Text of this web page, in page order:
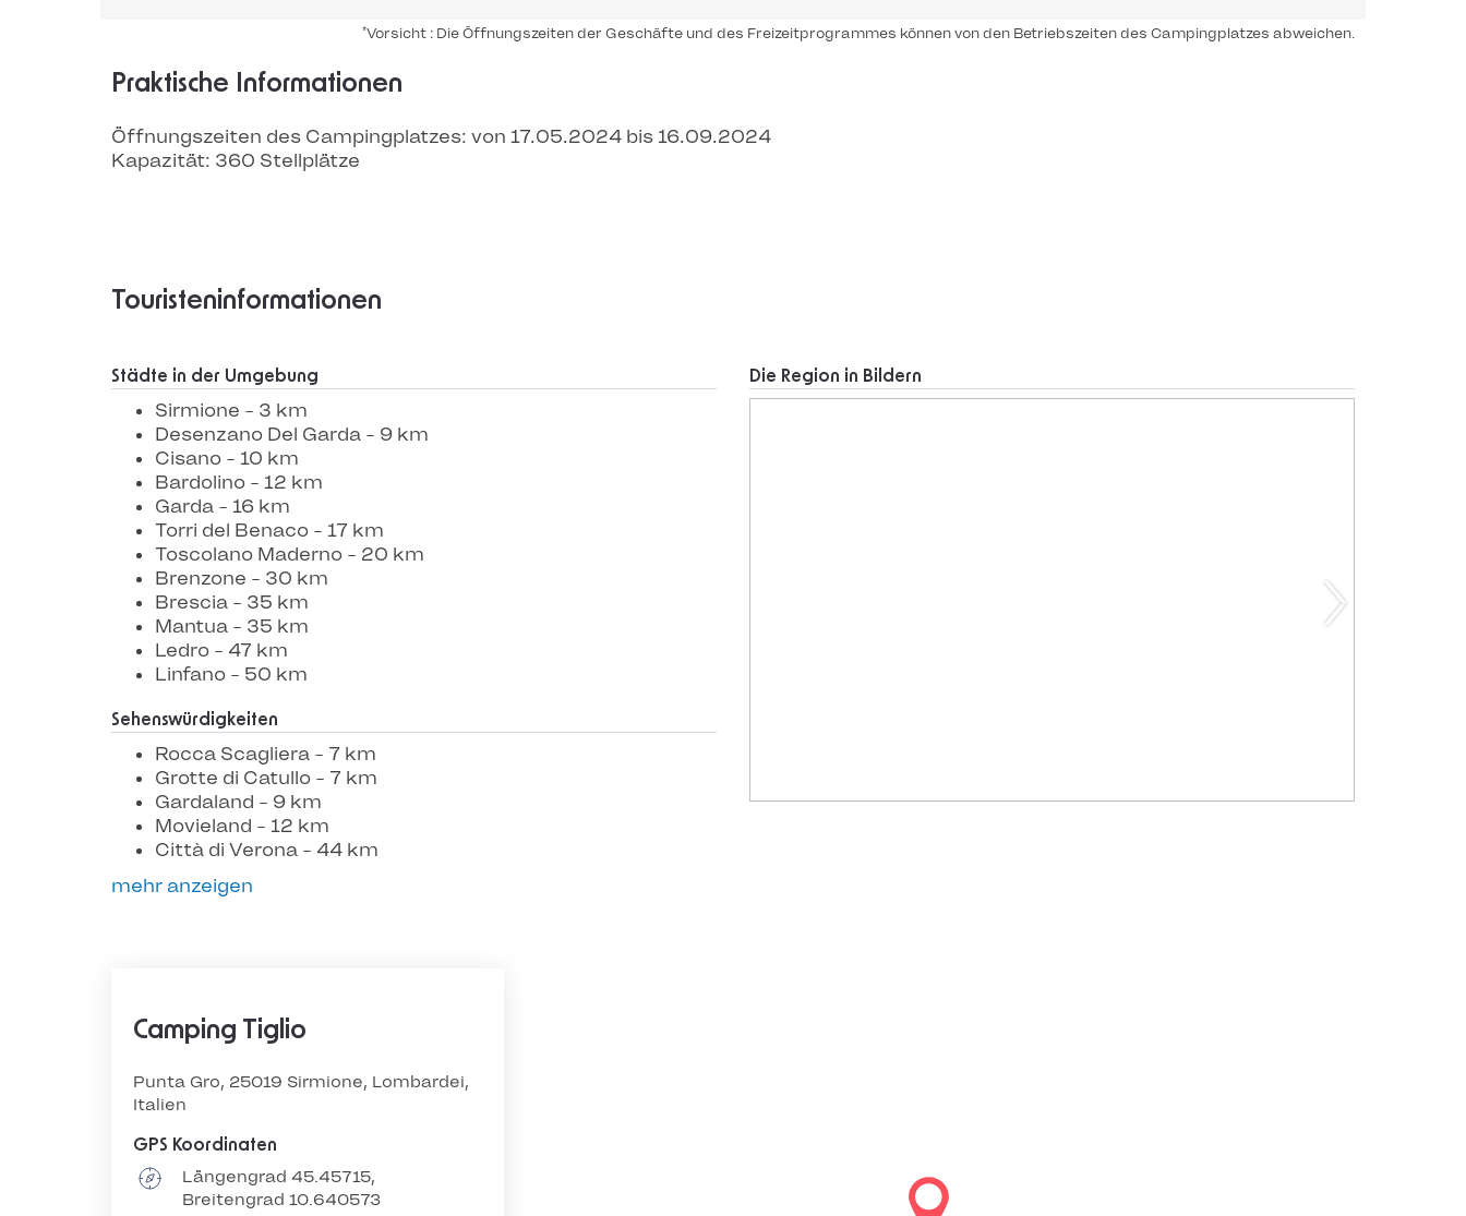
*Vorsicht : Die Öffnungszeiten der Geschäfte und des Freizeitprogrammes können von den Betriebszeiten des Campingplatzes abweichen.
Praktische Informationen
Öffnungszeiten des Campingplatzes: von 17.05.2024 bis 16.09.2024
Kapazität: 360 Stellplätze
Touristeninformationen
Städte in der Umgebung
Sirmione - 3 km
Desenzano Del Garda - 9 km
Cisano - 10 km
Bardolino - 12 km
Garda - 16 km
Torri del Benaco - 17 km
Toscolano Maderno - 20 km
Brenzone - 30 km
Brescia - 35 km
Mantua - 35 km
Ledro - 47 km
Linfano - 50 km
Sehenswürdigkeiten
Rocca Scagliera - 7 km
Grotte di Catullo - 7 km
Gardaland - 9 km
Movieland - 12 km
Città di Verona - 44 km
mehr anzeigen
Die Region in Bildern
Camping Tiglio
Punta Gro, 25019 Sirmione, Lombardei,
Italien
GPS Koordinaten
Längengrad 45.45715,
Breitengrad 10.640573